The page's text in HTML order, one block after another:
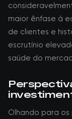
maior ênfase à
de clientes e
escrutínio
saúde do
Olhando para